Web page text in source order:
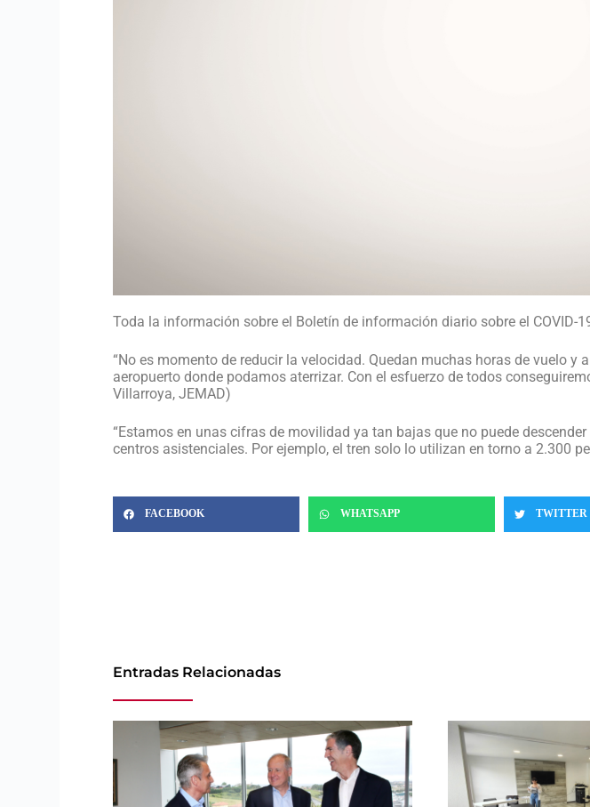
Toda la información sobre el Boletín de información diario sobre el COVID-
“No es momento de reducir la velocidad. Quedan muchas horas de vuelo
aeropuerto donde podamos aterrizar. Con el esfuerzo de todos
Villarroya, JEMAD)
“Estamos en unas cifras de movilidad ya tan bajas que no puede
centros asistenciales. Por ejemplo, el tren solo lo utilizan en torno a 2.300
FACEBOOK WHATSAPP TWITTER
Entradas Relacionadas